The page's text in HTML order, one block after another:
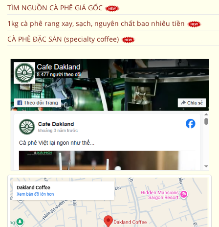
TÌM NGUỒN CÀ PHÊ GIÁ GỐC
1kg cà phê rang xay, sạch, nguyên chất bao nhiêu tiền
CÀ PHÊ ĐẶC SẢN (specialty coffee)